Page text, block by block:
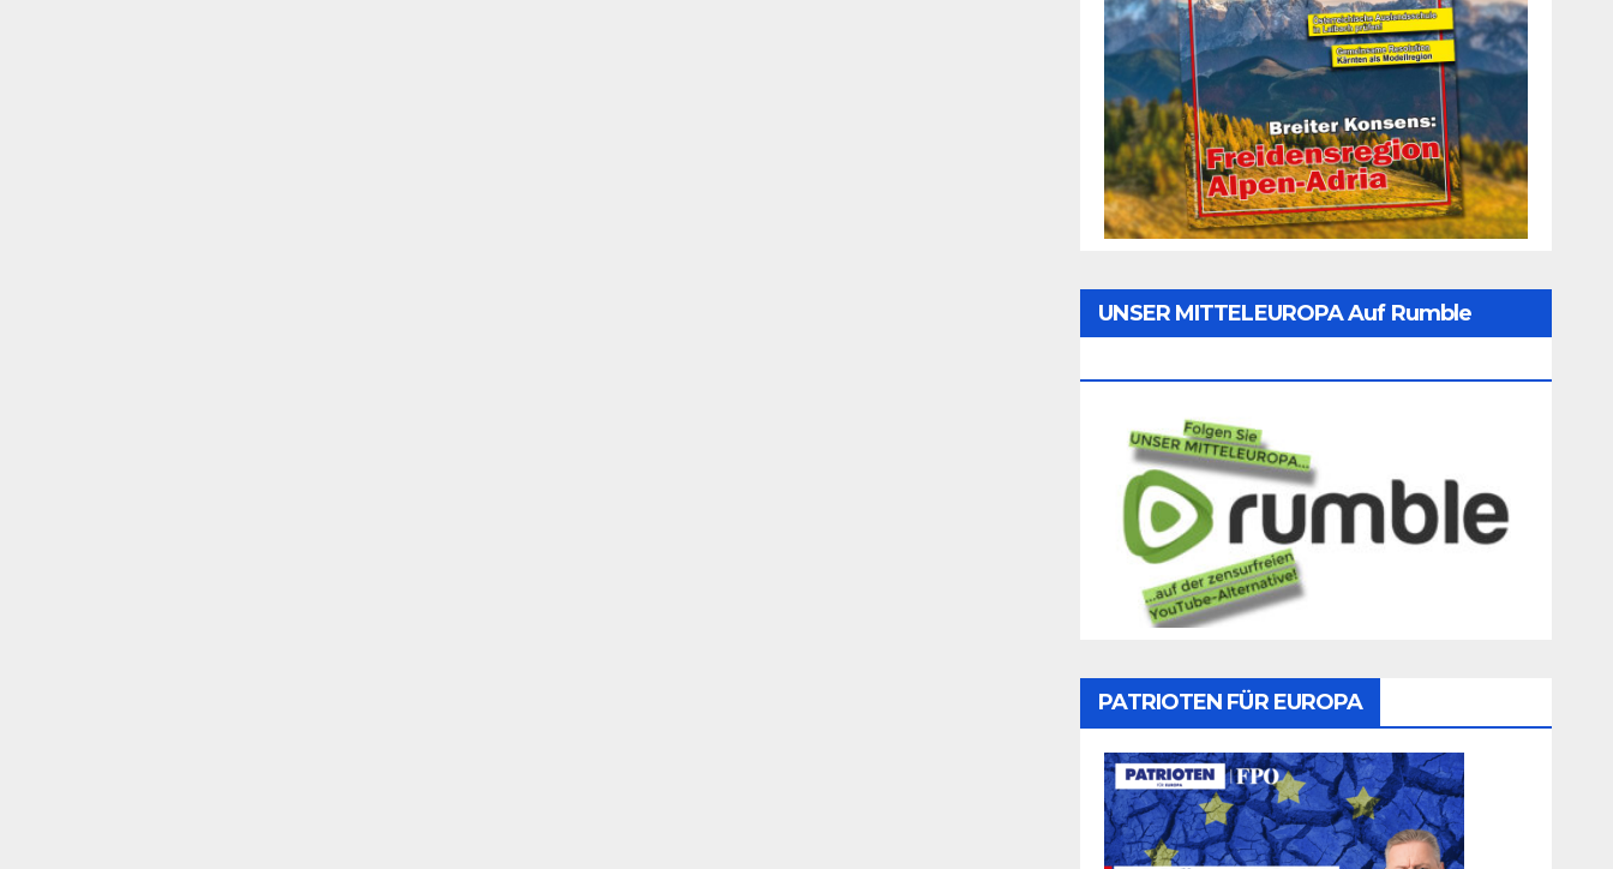
UNSER MITTELEUROPA Auf Rumble
PATRIOTEN FÜR EUROPA